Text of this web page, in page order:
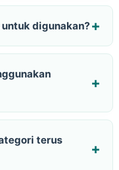
digunakan?
terus